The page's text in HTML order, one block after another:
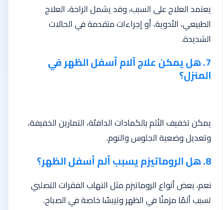
يعتمد العلاج على السبب، وقد يشمل الراحة، العلاج
الطبيعي، الأدوية، أو إجراءات متقدمة في الحالات
الشديدة.
7. هل يمكن علاج آلام أسفل الظهر في
المنزل؟
يمكن تخفيف الألم بالكمادات الدافئة، التمارين الخفيفة،
وتعديل وضعية الجلوس والنوم.
8. هل الروماتيزم يسبب ألم أسفل الظهر؟
نعم، بعض أنواع الروماتيزم مثل التهاب الفقرات التصلبي
تسبب ألمًا مزمنًا في الظهر وتيبسًا خاصة في الصباح.